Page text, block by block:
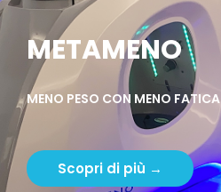
METAMENO
MENO PESO CON MENO FATICA
Scopri di più →